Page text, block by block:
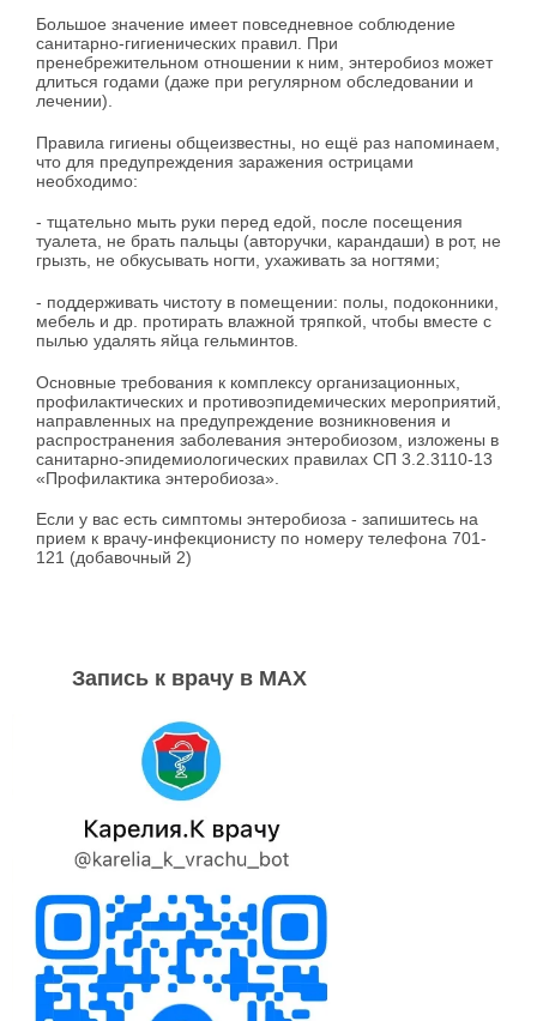
Большое значение имеет повседневное соблюдение
санитарно-гигиенических правил. При
пренебрежительном отношении к ним, энтеробиоз может
длиться годами (даже при регулярном обследовании и
лечении).
Правила гигиены общеизвестны, но ещё раз напоминаем,
что для предупреждения заражения острицами
необходимо:
- тщательно мыть руки перед едой, после посещения
туалета, не брать пальцы (авторучки, карандаши) в рот, не
грызть, не обкусывать ногти, ухаживать за ногтями;
- поддерживать чистоту в помещении: полы, подоконники,
мебель и др. протирать влажной тряпкой, чтобы вместе с
пылью удалять яйца гельминтов.
Основные требования к комплексу организационных,
профилактических и противоэпидемических мероприятий,
направленных на предупреждение возникновения и
распространения заболевания энтеробиозом, изложены в
санитарно-эпидемиологических правилах СП 3.2.3110-13
«Профилактика энтеробиоза».
Если у вас есть симптомы энтеробиоза - запишитесь на
прием к врачу-инфекционисту по номеру телефона 701-
121 (добавочный 2)
Запись к врачу в MAX